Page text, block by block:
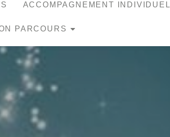
ACCOMPAGNEMENT INDIVIDUEL
PARCOURS